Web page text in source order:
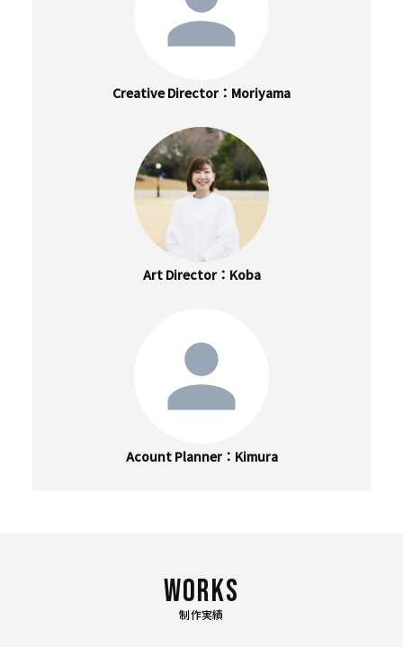
Creative Director Moriyama
Art Director Koba
Acount Planner Kimura
制作実績